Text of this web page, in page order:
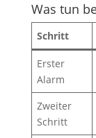
Was tun
Schritt
Erster
Alarm
Zweiter
Schritt